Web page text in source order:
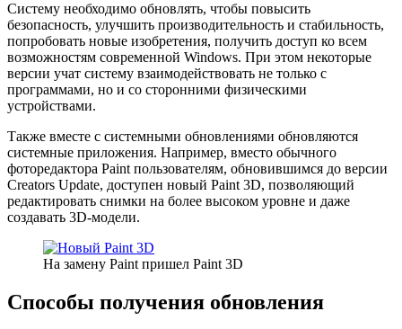
Систему необходимо обновлять, чтобы повысить
безопасность, улучшить производительность и стабильность,
попробовать новые изобретения, получить доступ ко всем
возможностям современной Windows. При этом некоторые
версии учат систему взаимодействовать не только с
программами, но и со сторонними физическими
устройствами.
Также вместе с системными обновлениями обновляются
системные приложения. Например, вместо обычного
фоторедактора Paint пользователям, обновившимся до версии
Creators Update, доступен новый Paint 3D, позволяющий
редактировать снимки на более высоком уровне и даже
создавать 3D-модели.
На замену Paint пришел Paint 3D
Способы получения обновления